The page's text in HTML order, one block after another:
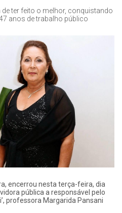
ter feito o melhor, conquistando
anos de trabalho público
encerrou nesta terça-feira, dia
pública a responsável pelo
professora Margarida Pansani